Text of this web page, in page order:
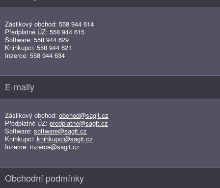
Zásilkový obchod: 558 944 614
Předplatné ÚZ: 558 944 615
Software: 558 944 629
Knihkupci: 558 944 621
Inzerce: 558 944 634
E-maily
Zásilkový obchod: obchod@sagit.cz
Předplatné ÚZ: predplatne@sagit.cz
Software: software@sagit.cz
Knihkupci: knihkupci@sagit.cz
Inzerce: inzerce@sagit.cz
Obchodní podmínky